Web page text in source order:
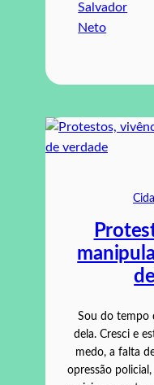
Salvador
Neto
Sou do tempo
dela. Cresci e
medo, a falta
opressão